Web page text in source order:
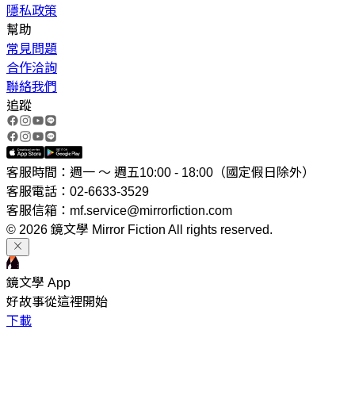
隱私政策
幫助
常見問題
合作洽詢
聯絡我們
追蹤
客服時間：週一 ～ 週五10:00 - 18:00（國定假日除外）
客服電話：02-6633-3529
客服信箱：mf.service@mirrorfiction.com
© 2026 鏡文學 Mirror Fiction All rights reserved.
鏡文學 App
好故事從這裡開始
下載